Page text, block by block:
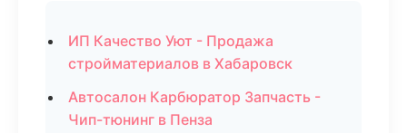
ИП Качество Уют - Продажа
стройматериалов в Хабаровск
Автосалон Карбюратор Запчасть -
Чип-тюнинг в Пенза